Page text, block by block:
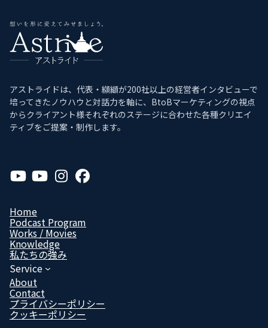
アストライドは、代表・纐纈が200社以上の経営者インタビューで
培ってきたノウハウと対話力を軸に、BtoBマーケティングの視点
からクライアント様それぞれのステージに合わせた各種クリエイ
ティブをご提案・制作します。
ア
イ
リ
ン
ク
ア
イ
リ
ン
ク
ア
イ
ン
ク
ア
イ
ン
ク
Home
Podcast Program
Works / Movies
Know­ledge
私たちの強み
Service
About
Contact
プライバシーポリシー
クッキーポリシー